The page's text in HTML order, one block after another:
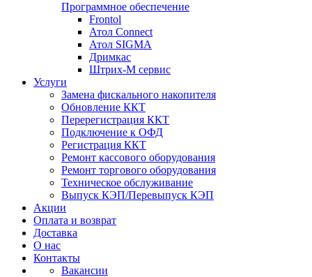
Программное обеспечение
Frontol
Атол Connect
Атол SIGMA
Дримкас
Штрих-М сервис
Услуги
Замена фискального накопителя
Обновление ККТ
Перерегистрация ККТ
Подключение к ОФД
Регистрация ККТ
Ремонт кассового оборудования
Ремонт торгового оборудования
Техническое обслуживание
Выпуск КЭП/Перевыпуск КЭП
Акции
Оплата и возврат
Доставка
О нас
Контакты
Вакансии